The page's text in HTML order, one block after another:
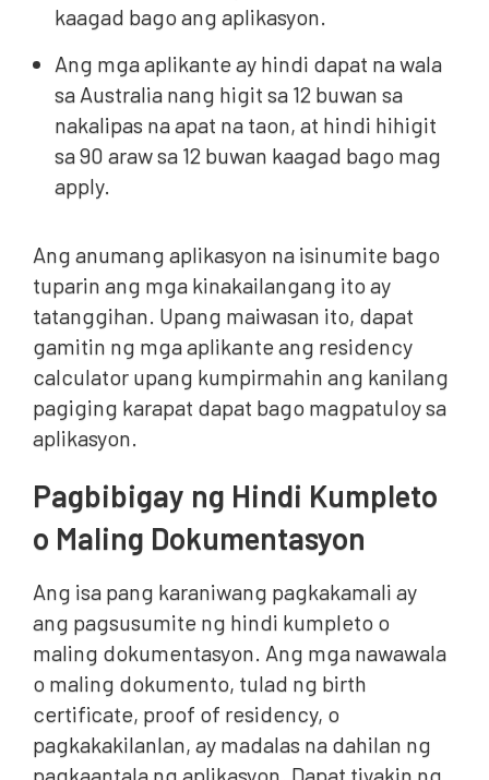
kaagad bago ang aplikasyon.
Ang mga aplikante ay hindi dapat na wala
sa Australia nang higit sa 12 buwan sa
nakalipas na apat na taon, at hindi hihigit
sa 90 araw sa 12 buwan kaagad bago mag
apply.
Ang anumang aplikasyon na isinumite bago
tuparin ang mga kinakailangang ito ay
tatanggihan. Upang maiwasan ito, dapat
gamitin ng mga aplikante ang residency
calculator upang kumpirmahin ang kanilang
pagiging karapat dapat bago magpatuloy sa
aplikasyon.
Pagbibigay ng Hindi Kumpleto
o Maling Dokumentasyon
Ang isa pang karaniwang pagkakamali ay
ang pagsusumite ng hindi kumpleto o
maling dokumentasyon. Ang mga nawawala
o maling dokumento, tulad ng birth
certificate, proof of residency, o
pagkakakilanlan, ay madalas na dahilan ng
pagkaantala ng aplikasyon. Dapat tiyakin ng